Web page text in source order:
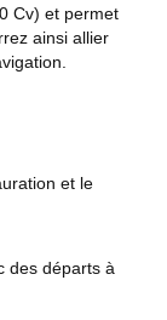
Cv) et permet
ainsi allier
et le
des départs à